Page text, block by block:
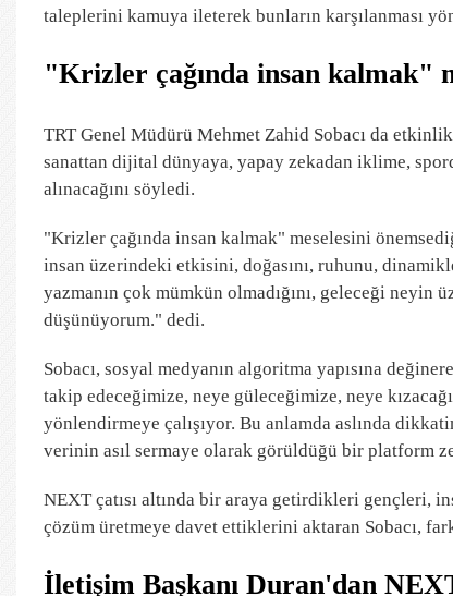
taleplerini kamuya ileterek bunların karşılanması
"Krizler çağında insan kalmak"
TRT Genel Müdürü Mehmet Zahid Sobacı da
sanattan dijital dünyaya, yapay zekadan iklime,
alınacağını söyledi.
"Krizler çağında insan kalmak" meselesini
insan üzerindeki etkisini, doğasını, ruhunu,
yazmanın çok mümkün olmadığını, geleceği neyin
düşünüyorum." dedi.
Sobacı, sosyal medyanın algoritma yapısına
takip edeceğimize, neye güleceğimize, neye
yönlendirmeye çalışıyor. Bu anlamda aslında
verinin asıl sermaye olarak görüldüğü bir platform
NEXT çatısı altında bir araya getirdikleri gençleri,
çözüm üretmeye davet ettiklerini aktaran Sobacı,
İletişim Başkanı Duran'dan